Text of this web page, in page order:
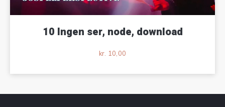
10 Ingen ser, node, download
kr. 10,00